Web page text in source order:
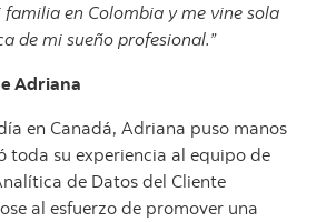
en Colombia y me vine sola
de mi sueño profesional.”
Adriana
en Canadá, Adriana puso manos
toda su experiencia al equipo de
de Datos del Cliente
al esfuerzo de promover una